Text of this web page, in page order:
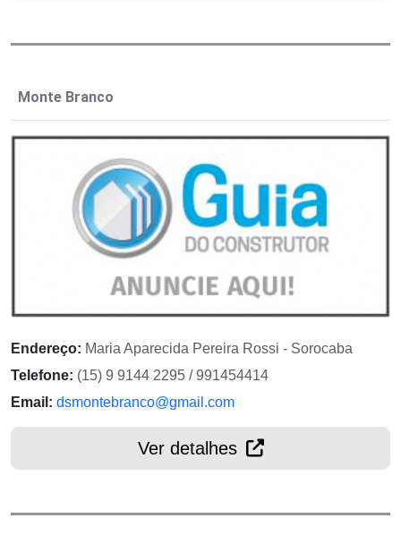
Monte Branco
Endereço: Maria Aparecida Pereira Rossi - Sorocaba
Telefone: (15) 9 9144 2295 / 991454414
Email: dsmontebranco@gmail.com
Ver detalhes